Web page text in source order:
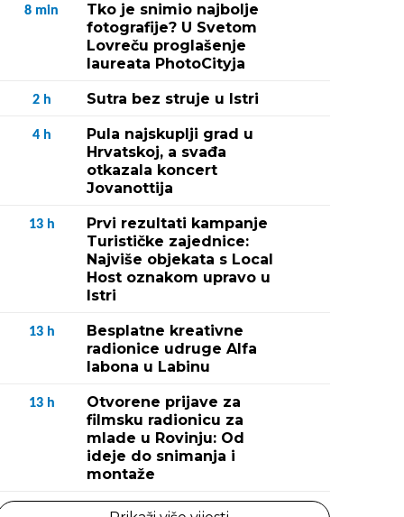
8 min
Tko je snimio najbolje
fotografije? U Svetom
Lovreču proglašenje
laureata PhotoCityja
2 h Sutra bez struje u Istri
4 h
Pula najskuplji grad u
Hrvatskoj, a svađa
otkazala koncert
Jovanottija
13 h
Prvi rezultati kampanje
Turističke zajednice:
Najviše objekata s Local
Host oznakom upravo u
Istri
13 h
Besplatne kreativne
radionice udruge Alfa
labona u Labinu
13 h
Otvorene prijave za
filmsku radionicu za
mlade u Rovinju: Od
ideje do snimanja i
montaže